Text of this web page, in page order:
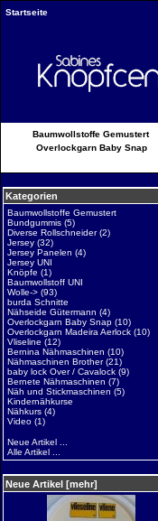
Startseite
Baumwollstoffe Gemustert
Overlockgarn Baby Snap
Kategorien
Baumwollstoffe Gemustert
Bundgummis(5)
Diverse Rollschneider(2)
Jersey(32)
Jersey Panelen (4)
Jersey UNI
Knöpfe (1)
Baumwollstoff UNI
Wolle->(93)
burda Schnitte
Nähseide Gütermann (4)
Overlockgarn Baby Snap(10)
Overlockgarn Madeira Aerlock(10)
Vliseline (12)
Bernina Nähmaschinen (10)
Nähmaschinen Brother(21)
baby lock Over / Cavalock(9)
Bernete Nähmaschinen (7)
Näh und Stickmaschinen (5)
Kindernähkurse
Nähkurs(4)
Video(1)
Neue Artikel ...
Alle Artikel ...
Neue Artikel [mehr]